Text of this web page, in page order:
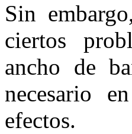
Sin
ciertos
ancho de
necesario
efectos.